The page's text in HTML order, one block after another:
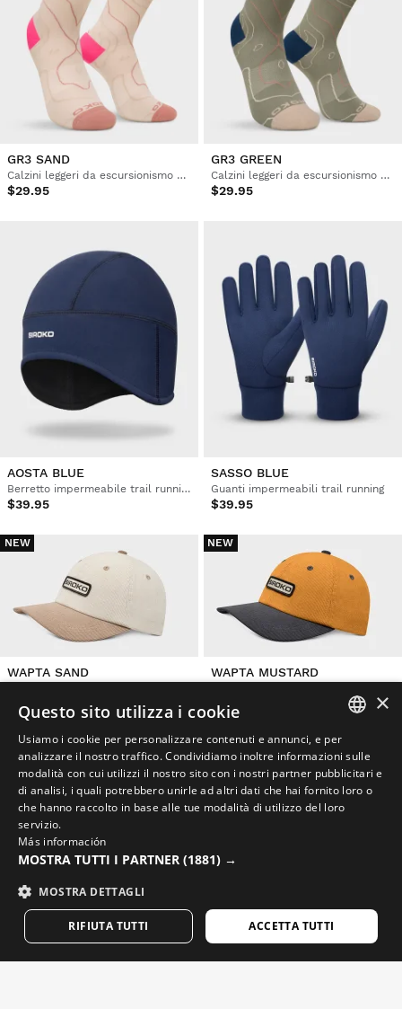
GR3 SAND
Calzini leggeri da escursionismo à metà polpaccio
$29.95
GR3 GREEN
Calzini leggeri da escursionismo à metà polpaccio
$29.95
AOSTA BLUE
Berretto impermeabile trail running
$39.95
SASSO BLUE
Guanti impermeabili trail running
$39.95
NEW
WAPTA SAND
$44.95
NEW
WAPTA MUSTARD
$44.95
NEW NEW
SPANISH
ENGLISH
GREEK
FRENCH
DUTCH
×
Questo sito utilizza i cookie
Usiamo i cookie per personalizzare contenuti e annunci, e per
analizzare il nostro traffico. Condividiamo inoltre informazioni sulle
modalità con cui utilizzi il nostro sito con i nostri partner pubblicitari e
di analisi, i quali potrebbero unirle ad altri dati che hai fornito loro o
che hanno raccolto in base alle tue modalità di utilizzo del loro
servizio.
Más información
MOSTRA TUTTI I PARTNER (1881) →
MOSTRA DETTAGLI
ACCETTA TUTTI
RIFIUTA TUTTI